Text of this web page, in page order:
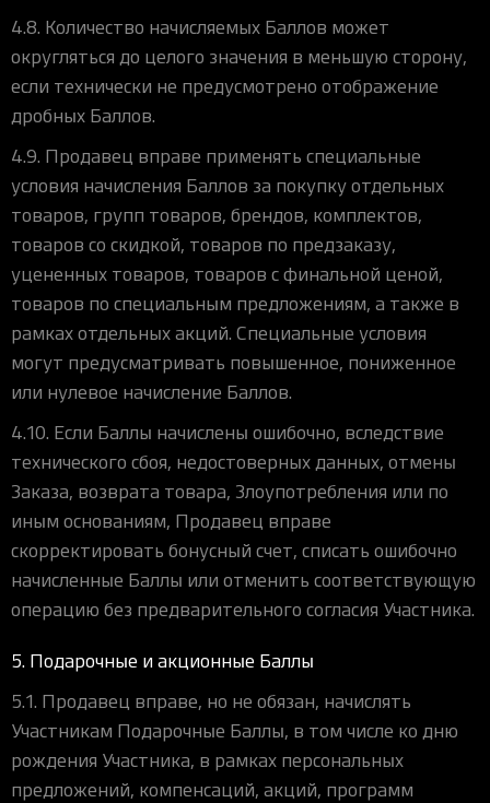
4.8. Количество начисляемых Баллов может
округляться до целого значения в меньшую сторону,
если технически не предусмотрено отображение
дробных Баллов.
4.9. Продавец вправе применять специальные
условия начисления Баллов за покупку отдельных
товаров, групп товаров, брендов, комплектов,
товаров со скидкой, товаров по предзаказу,
уцененных товаров, товаров с финальной ценой,
товаров по специальным предложениям, а также в
рамках отдельных акций. Специальные условия
могут предусматривать повышенное, пониженное
или нулевое начисление Баллов.
4.10. Если Баллы начислены ошибочно, вследствие
технического сбоя, недостоверных данных, отмены
Заказа, возврата товара, Злоупотребления или по
иным основаниям, Продавец вправе
скорректировать бонусный счет, списать ошибочно
начисленные Баллы или отменить соответствующую
операцию без предварительного согласия Участника.
5. Подарочные и акционные Баллы
5.1. Продавец вправе, но не обязан, начислять
Участникам Подарочные Баллы, в том числе ко дню
рождения Участника, в рамках персональных
предложений, компенсаций, акций, программ